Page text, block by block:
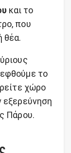
και το
που
θέα.
το
χώρο
εξερεύνηση
Πάρου.